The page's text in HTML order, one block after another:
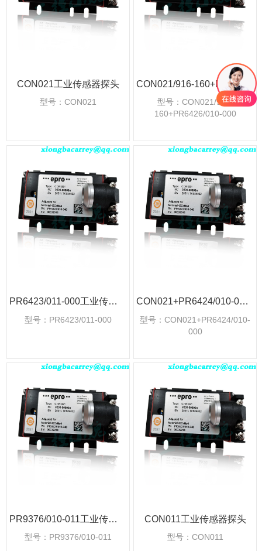
CON021工业传感器探头
型号：CON021
CON021/916-160+PR6426/010-000工业传感器探头
型号：CON021/916-
160+PR6426/010-000
PR6423/011-000工业传感器探头
型号：PR6423/011-000
CON021+PR6424/010-000工业传感器探头
型号：CON021+PR6424/010-
000
PR9376/010-011工业传感器探头
型号：PR9376/010-011
CON011工业传感器探头
型号：CON011